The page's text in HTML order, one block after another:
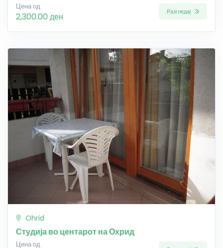
Цена од
2,300.00 ден Разгледај
Ohrid
Студија во центарот на Охрид
Цена од